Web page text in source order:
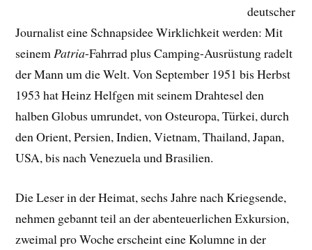
deutscher
Journalist eine Schnapsidee Wirklichkeit werden: Mit
seinemPatria-Fahrrad plus Camping-Ausrüstung radelt
der Mann um die Welt. Von September 1951 bis Herbst
1953 hat Heinz Helfgen mit seinem Drahtesel den
halben Globus umrundet, von Osteuropa, Türkei, durch
den Orient, Persien, Indien, Vietnam, Thailand, Japan,
USA, bis nach Venezuela und Brasilien.
Die Leser in der Heimat, sechs Jahre nach Kriegsende,
nehmen gebannt teil an der abenteuerlichen Exkursion,
zweimal pro Woche erscheint eine Kolumne in der